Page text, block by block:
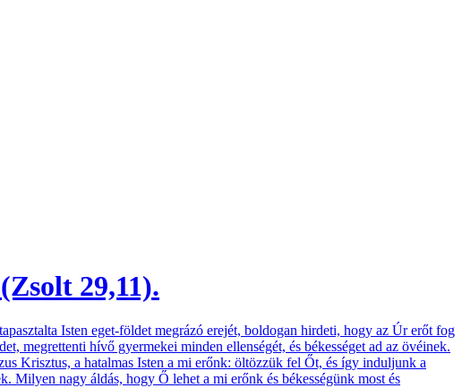
29,11).
Isten eget-földet megrázó erejét, boldogan hirdeti, hogy az Úr erőt fog
megrettenti hívő gyermekei minden ellenségét, és békességet ad az övéinek.
Krisztus, a hatalmas Isten a mi erőnk: öltözzük fel Őt, és így induljunk a
Milyen nagy áldás, hogy Ő lehet a mi erőnk és békességünk most és